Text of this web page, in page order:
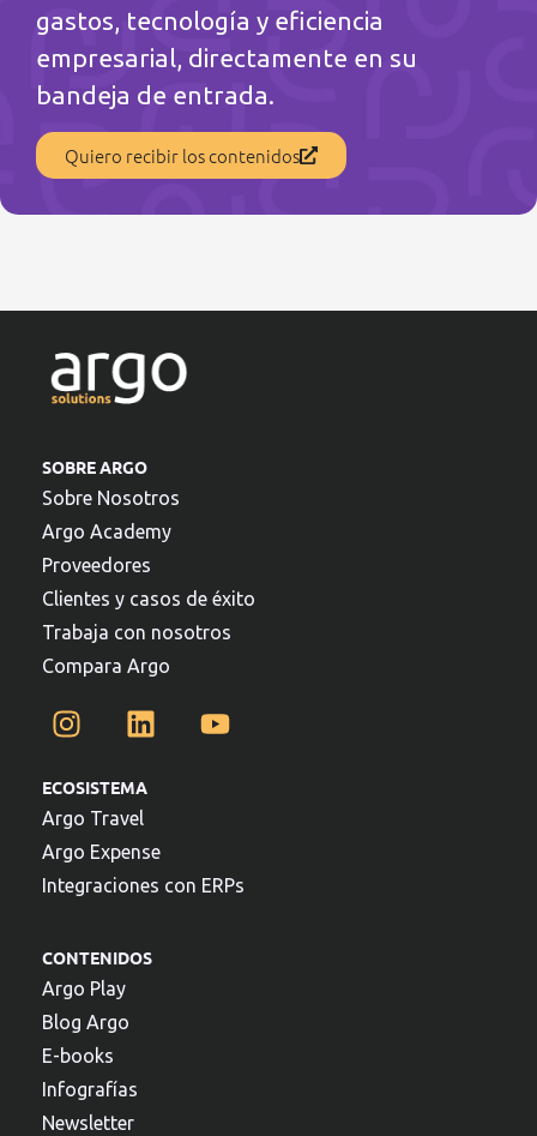
gastos, tecnología y eficiencia
empresarial, directamente en su
bandeja de entrada.
Quiero recibir los contenidos
SOBRE ARGO
Sobre Nosotros
Argo Academy
Proveedores
Clientes y casos de éxito
Trabaja con nosotros
Compara Argo
ECOSISTEMA
Argo Travel
Argo Expense
Integraciones con ERPs
CONTENIDOS
Argo Play
Blog Argo
E-books
Infografías
Newsletter